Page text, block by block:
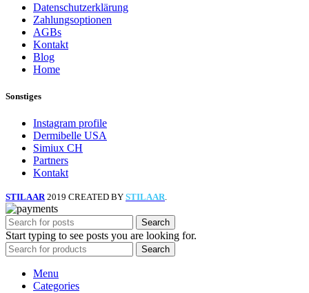
Datenschutzerklärung
Zahlungsoptionen
AGBs
Kontakt
Blog
Home
Sonstiges
Instagram profile
Dermibelle USA
Simiux CH
Partners
Kontakt
STILAAR 2019 CREATED BY STILAAR.
Search
Start typing to see posts you are looking for.
Search
Menu
Categories